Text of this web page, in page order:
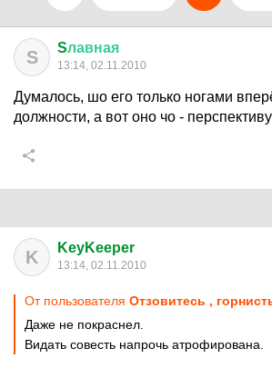
S Sлавная
13:14, 02.11.2010
Думалось, шо его только ногами
должности, а вот оно чо -
K KeyKeeper
13:14, 02.11.2010
От пользователя Отзовитесь ,
Даже не покраснел.
Видать совесть напрочь атрофирована.